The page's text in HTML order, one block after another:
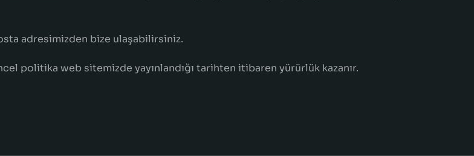
adresimizden bize ulaşabilirsiniz.
politika web sitemizde yayınlandığı tarihten itibaren yürürlük kazanır.